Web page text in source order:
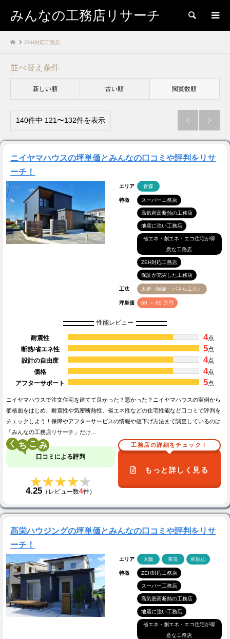
みんなの工務店リサーチ 検索
ZEH対応工務店
並べ替え条件
新しい順 古い順 閲覧数順
140件中 121〜132件を表示  
ニイヤマハウスの坪単価とみんなの口コミや評判をリサ
ーチ！
エリア 青森
特徴 スーパー工務店
高気密高断熱の工務店
地震に強い工務店
省エネ・創エネ・エコ住宅が得
意な工務店
ZEH対応工務店
保証が充実した工務店
工法 木造（軸組・パネル工法）
坪単価 60 ～ 80 万円
性能レビュー
耐震性 4点
断熱/省エネ性
5点
設計の自由度
4点
価格
4点
アフターサポート
5点
ニイヤマハウスで注文住宅を建てて良かった？悪かった？ニイヤマハウスの実例から
価格面をはじめ、耐震性や気密断熱性、省エネ性などの住宅性能など口コミで評判を
チェックしよう！保障やアフターサービスの情報や値下げ方法まで調査しているのは
「みんなの工務店リサーチ」だけ…
く こ
口コミによる評判
★★★★★
★★★★★
4.25 （レビュー数4件）
工務店の詳細をチェック！
もっと詳しく見る
高栄ハウジングの坪単価とみんなの口コミや評判をリサ
ーチ！
エリア 大阪 奈良 和歌山
特徴 ZEH対応工務店
スーパー工務店
高気密高断熱の工務店
地震に強い工務店
省エネ・創エネ・エコ住宅が得
意な工務店